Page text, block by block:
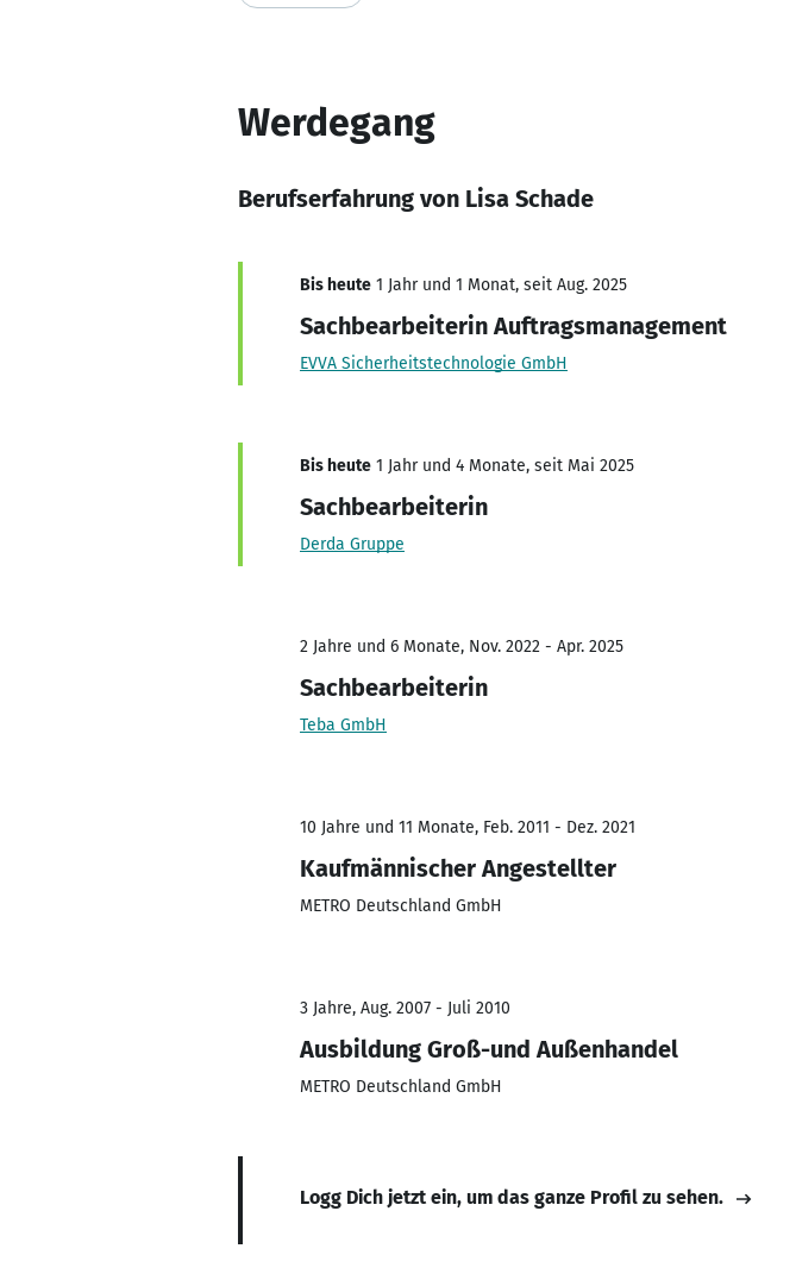
Werdegang
Berufserfahrung von Lisa Schade
Bis heute 1 Jahr und 1 Monat, seit Aug. 2025
Sachbearbeiterin Auftragsmanagement
EVVA Sicherheitstechnologie GmbH
Bis heute 1 Jahr und 4 Monate, seit Mai 2025
Sachbearbeiterin
Derda Gruppe
2 Jahre und 6 Monate, Nov. 2022 - Apr. 2025
Sachbearbeiterin
Teba GmbH
10 Jahre und 11 Monate, Feb. 2011 - Dez. 2021
Kaufmännischer Angestellter
METRO Deutschland GmbH
3 Jahre, Aug. 2007 - Juli 2010
Ausbildung Groß-und Außenhandel
METRO Deutschland GmbH
Logg Dich jetzt ein, um das ganze Profil zu sehen.